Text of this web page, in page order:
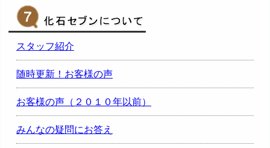
スタッフ紹介
随時更新！お客様の声
お客様の声（２０１０年以前）
みんなの疑問にお答え